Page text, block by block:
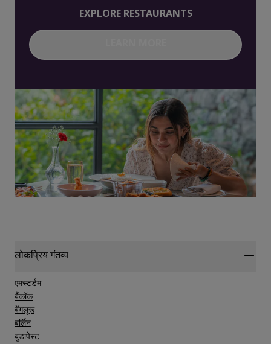
EXPLORE RESTAURANTS
लोकप्रिय गंतव्य
एमस्टर्डम
बैंकॉक
बेंगलूरू
बर्लिन
बुडापेस्ट